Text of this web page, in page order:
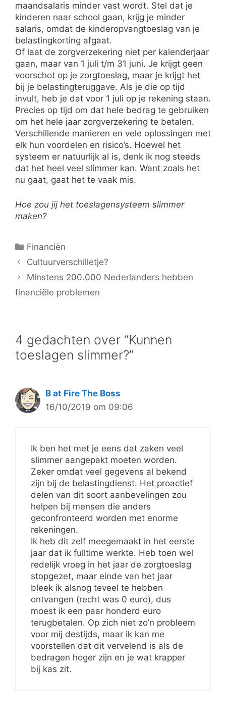
maandsalaris minder vast wordt. Stel dat je
kinderen naar school gaan, krijg je minder
salaris, omdat de kinderopvangtoeslag van je
belastingkorting afgaat.
Of laat de zorgverzekering niet per kalenderjaar
gaan, maar van 1 juli t/m 31 juni. Je krijgt geen
voorschot op je zorgtoeslag, maar je krijgt het
bij je belastingteruggave. Als je die op tijd
invult, heb je dat voor 1 juli op je rekening staan.
Precies op tijd om dat hele bedrag te gebruiken
om het hele jaar zorgverzekering te betalen.
Verschillende manieren en vele oplossingen met
elk hun voordelen en risico’s. Hoewel het
systeem er natuurlijk al is, denk ik nog steeds
dat het heel veel slimmer kan. Want zoals het
nu gaat, gaat het te vaak mis.
Hoe zou jij het toeslagensysteem slimmer
maken?
Categorieën
Financiën
Cultuurverschilletje?
Minstens 200.000 Nederlanders hebben
financiële problemen
4 gedachten over “Kunnen
toeslagen slimmer?”
B at Fire The Boss
16/10/2019 om 09:06
Ik ben het met je eens dat zaken veel
slimmer aangepakt moeten worden.
Zeker omdat veel gegevens al bekend
zijn bij de belastingdienst. Het proactief
delen van dit soort aanbevelingen zou
helpen bij mensen die anders
geconfronteerd worden met enorme
rekeningen.
Ik heb dit zelf meegemaakt in het eerste
jaar dat ik fulltime werkte. Heb toen wel
redelijk vroeg in het jaar de zorgtoeslag
stopgezet, maar einde van het jaar
bleek ik alsnog teveel te hebben
ontvangen (recht was 0 euro), dus
moest ik een paar honderd euro
terugbetalen. Op zich niet zo’n probleem
voor mij destijds, maar ik kan me
voorstellen dat dit vervelend is als de
bedragen hoger zijn en je wat krapper
bij kas zit.